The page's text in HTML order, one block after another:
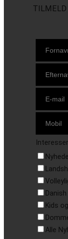
TILMELD
Kids
Alle